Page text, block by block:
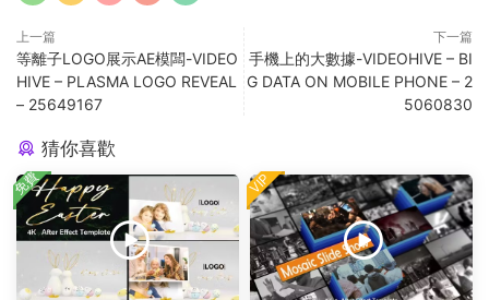
上一篇
等離子LOGO展示AE模闆-VIDEO
HIVE – PLASMA LOGO REVEAL
– 25649167
下一篇
手機上的大數據-VIDEOHIVE – BI
G DATA ON MOBILE PHONE – 2
5060830
猜你喜歡
免費 VIP